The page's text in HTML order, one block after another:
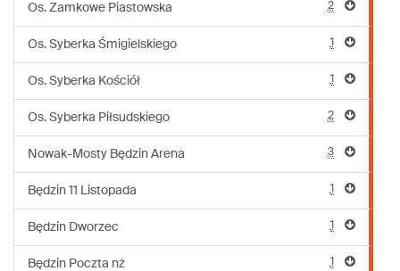
Os. Zamkowe Piastowska 2
Os. Syberka Śmigielskiego 1
Os. Syberka Kościół 1
Os. Syberka Piłsudskiego 2
Nowak-Mosty Będzin Arena 3
Będzin 11 Listopada 1
Będzin Dworzec 1
Będzin Poczta nż 1